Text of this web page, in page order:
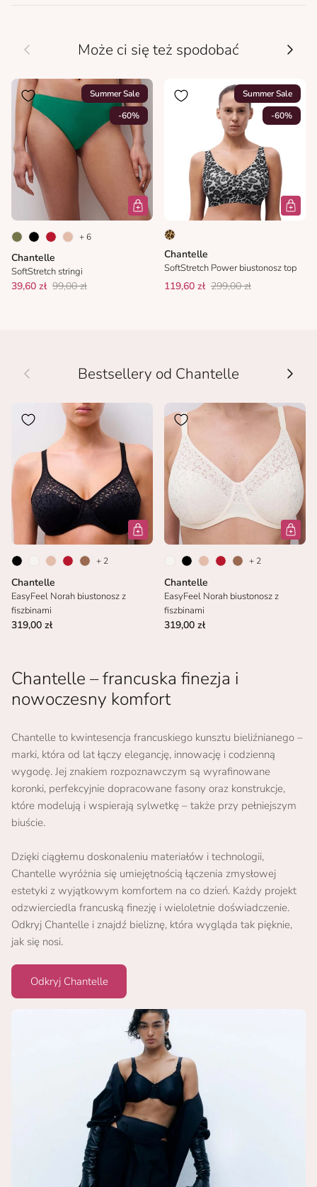
Wcześniej Może ci się też spodobać
Summer Sale
-60%
+ 6
Chantelle
SoftStretch stringi
39,60 zł 99,00 zł
Summer Sale
-60%
Chantelle
SoftStretch Power biustonosz top
119,60 zł 299,00 zł
Wcześniej Bestsellery od Chantelle
+ 2
Chantelle
EasyFeel Norah biustonosz z
fiszbinami
319,00 zł
+ 2
Chantelle
EasyFeel Norah biustonosz z
fiszbinami
319,00 zł
Chantelle – francuska finezja i
nowoczesny komfort
Chantelle to kwintesencja francuskiego kunsztu bieliźnianego –
marki, która od lat łączy elegancję, innowację i codzienną
wygodę. Jej znakiem rozpoznawczym są wyrafinowane
koronki, perfekcyjnie dopracowane fasony oraz konstrukcje,
które modelują i wspierają sylwetkę – także przy pełniejszym
biuście.
Dzięki ciągłemu doskonaleniu materiałów i technologii,
Chantelle wyróżnia się umiejętnością łączenia zmysłowej
estetyki z wyjątkowym komfortem na co dzień. Każdy projekt
odzwierciedla francuską finezję i wieloletnie doświadczenie.
Odkryj Chantelle i znajdź bieliznę, która wygląda tak pięknie,
jak się nosi.
Odkryj Chantelle